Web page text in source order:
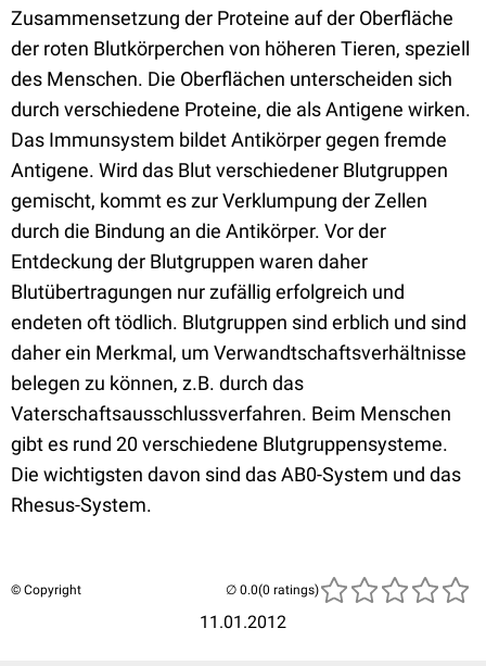
Zusammensetzung der Proteine auf der Oberfläche
der roten Blutkörperchen von höheren Tieren, speziell
des Menschen. Die Oberflächen unterscheiden sich
durch verschiedene Proteine, die als Antigene wirken.
Das Immunsystem bildet Antikörper gegen fremde
Antigene. Wird das Blut verschiedener Blutgruppen
gemischt, kommt es zur Verklumpung der Zellen
durch die Bindung an die Antikörper. Vor der
Entdeckung der Blutgruppen waren daher
Blutübertragungen nur zufällig erfolgreich und
endeten oft tödlich. Blutgruppen sind erblich und sind
daher ein Merkmal, um Verwandtschaftsverhältnisse
belegen zu können, z.B. durch das
Vaterschaftsausschlussverfahren. Beim Menschen
gibt es rund 20 verschiedene Blutgruppensysteme.
Die wichtigsten davon sind das AB0-System und das
Rhesus-System.
© Copyright
11.01.2012
(0 ratings)